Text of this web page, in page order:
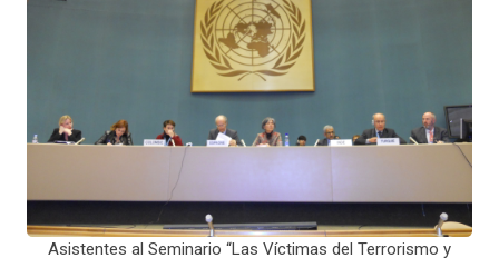
Asistentes al Seminario “Las Víctimas del Terrorismo y